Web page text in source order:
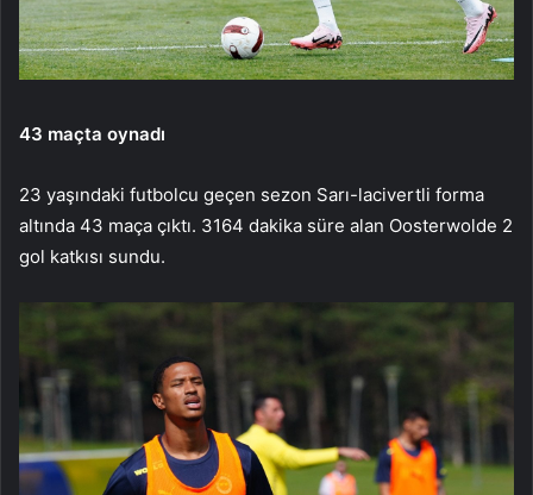
43 maçta oynadı
23 yaşındaki futbolcu geçen sezon Sarı-lacivertli forma
altında 43 maça çıktı. 3164 dakika süre alan Oosterwolde 2
gol katkısı sundu.